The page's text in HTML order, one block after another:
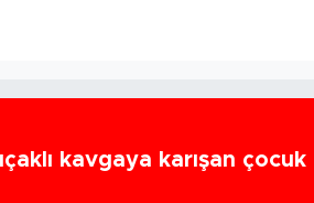
kavgaya karışan çocuk